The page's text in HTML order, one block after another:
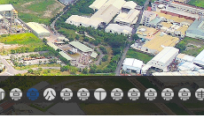
小企業升級輔導網站
大港創艦
科技創新園區
登記線上申辦系統
發產業園區
高雄工業資訊平台
高雄本洲產業園區服務中心
公司、商業登記主題網
高雄市友善商家
高雄市政府經濟發
工業管線防災教
高雄市綠能管
高雄市綠能
高雄淨零
高雄
高